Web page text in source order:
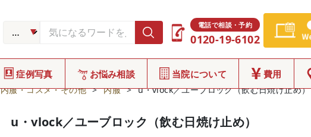
電話で相談・予約
0120-19-6102
症例写真 お悩み相談 当院について 費用
内服・コスメ・その他 > 内服 > u・vlock／ユーブロック（飲む日焼け止め）
u・vlock／ユーブロック（飲む日焼け止め）